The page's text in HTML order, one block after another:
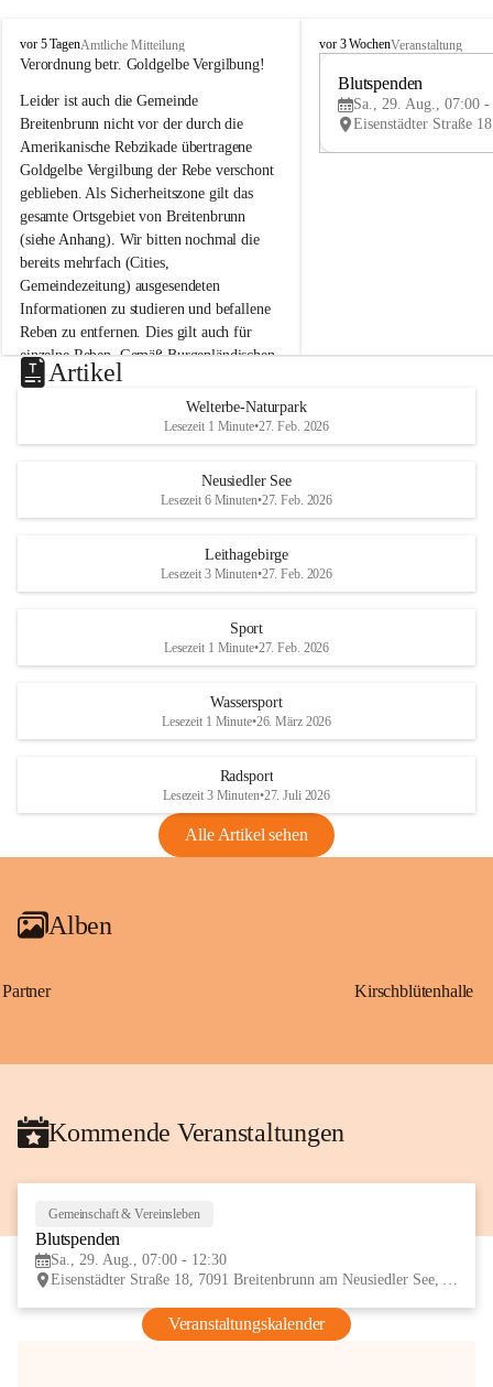
B
r
i
t
e
n
b
r
u
n
n
a
m
N
e
u
s
d
S
vor 5 TagenAmtliche Mitteilung
Verordnung betr. Goldgelbe Vergilbung!
Leider ist auch die Gemeinde
Breitenbrunn nicht vor der durch die
Amerikanische Rebzikade übertragene
Goldgelbe Vergilbung der Rebe verschont
geblieben. Als Sicherheitszone gilt das
gesamte Ortsgebiet von Breitenbrunn
(siehe Anhang). Wir bitten nochmal die
bereits mehrfach (Cities,
Gemeindezeitung) ausgesendeten
Informationen zu studieren und befallene
Reben zu entfernen. Dies gilt auch für
einzelne Reben. Gemäß Burgenländischen
Weinbaugesetz sind nicht gepflegte oder
unzulässige Weingärten zu roden! Bitte
helfen wir zusammen um unsere Winzer
vor den prognostizierten Ernteausfällen
und den daraus folgenden wirtschaftlichen
Maßnahmen zur Bekämpfung
Rebe und der Amerikanischen
Anhang VBl. EU Nr. 18
1 Seite•1,4 MB
VBl. EU Nr. 18_2026
B
e
u
e
d
r
S
vor 3 WochenVeranstaltung
Blutspenden
Sa., 29. Aug., 07:00 -
Artikel
Welterbe-Naturpark
Lesezeit 1 Minute•27. Feb. 2026
Neusiedler See
Lesezeit 6 Minuten•27. Feb. 2026
Leithagebirge
Lesezeit 3 Minuten•27. Feb. 2026
Sport
Lesezeit 1 Minute•27. Feb. 2026
Wassersport
Lesezeit 1 Minute•26. März 2026
Radsport
Lesezeit 3 Minuten•27. Juli 2026
Alle Artikel sehen
Alben
Partner Kirschblütenhalle
Kommende Veranstaltungen
Gemeinschaft & Vereinsleben
Blutspenden
Sa., 29. Aug., 07:00 - 12:30
Eisenstädter Straße 18, 7091 Breitenbrunn am Neusiedler See, AUT
Veranstaltungskalender